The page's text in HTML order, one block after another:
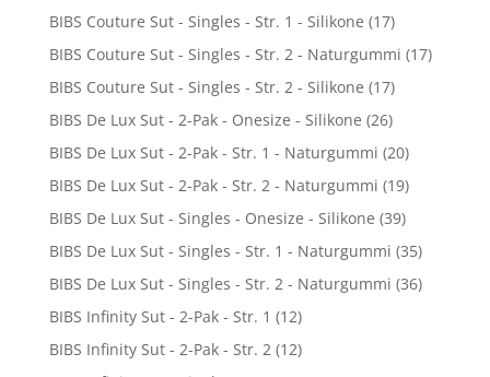
BIBS Couture Sut - Singles - Str. 1 - Silikone (17)
BIBS Couture Sut - Singles - Str. 2 - Naturgummi (17)
BIBS Couture Sut - Singles - Str. 2 - Silikone (17)
BIBS De Lux Sut - 2-Pak - Onesize - Silikone (26)
BIBS De Lux Sut - 2-Pak - Str. 1 - Naturgummi (20)
BIBS De Lux Sut - 2-Pak - Str. 2 - Naturgummi (19)
BIBS De Lux Sut - Singles - Onesize - Silikone (39)
BIBS De Lux Sut - Singles - Str. 1 - Naturgummi (35)
BIBS De Lux Sut - Singles - Str. 2 - Naturgummi (36)
BIBS Infinity Sut - 2-Pak - Str. 1 (12)
BIBS Infinity Sut - 2-Pak - Str. 2 (12)